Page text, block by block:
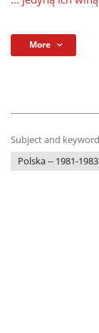
More
Subject and
Polska -- 1981-